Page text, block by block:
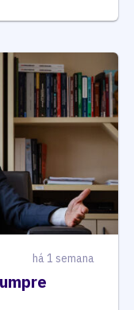
há 1 semana